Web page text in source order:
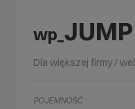
wp_
Dla większej firmy /
POJEMNOŚĆ